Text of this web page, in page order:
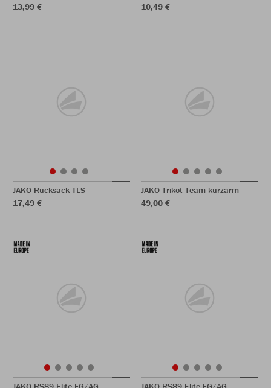
13,99 €
10,49 €
JAKO Rucksack TLS
17,49 €
JAKO Trikot Team kurzarm
49,00 €